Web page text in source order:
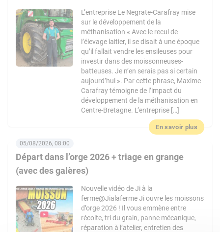
L’entreprise Le Negrate-Carafray mise
sur le développement de la
méthanisation « Avec le recul de
l’élevage laitier, il se disait à une époque
qu’il fallait vendre les ensileuses pour
investir dans des moissonneuses-
batteuses. Je n’en serais pas si certain
aujourd’hui ». Par cette phrase, Maxime
Carafray témoigne de l’impact du
développement de la méthanisation en
Centre-Bretagne. L’entreprise […]
En savoir plus
Départ dans l’orge 2026 + triage en grange
(avec des galères)
05/08/2026, 08:00
Nouvelle vidéo de Ji à la
ferme@Jialaferme Ji ouvre les moissons
d’orge 2026 ! Il vous emmène entre
récolte, tri du grain, panne mécanique,
réparation à l’atelier, entretien des